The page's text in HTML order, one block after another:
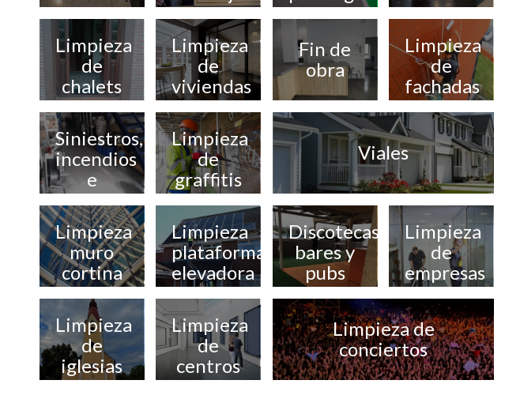
Limpieza
de
chalets
Limpieza
de
viviendas
Fin de
obra
Limpieza
de
fachadas
Siniestros,
incendios
e
inundaciones
Limpieza
de
graffitis
Viales
Limpieza
muro
cortina
Limpieza
plataforma
elevadora
Discotecas,
bares y
pubs
Limpieza
de
empresas
Limpieza
de
iglesias
Limpieza
de
centros
culturales
Limpieza de
conciertos